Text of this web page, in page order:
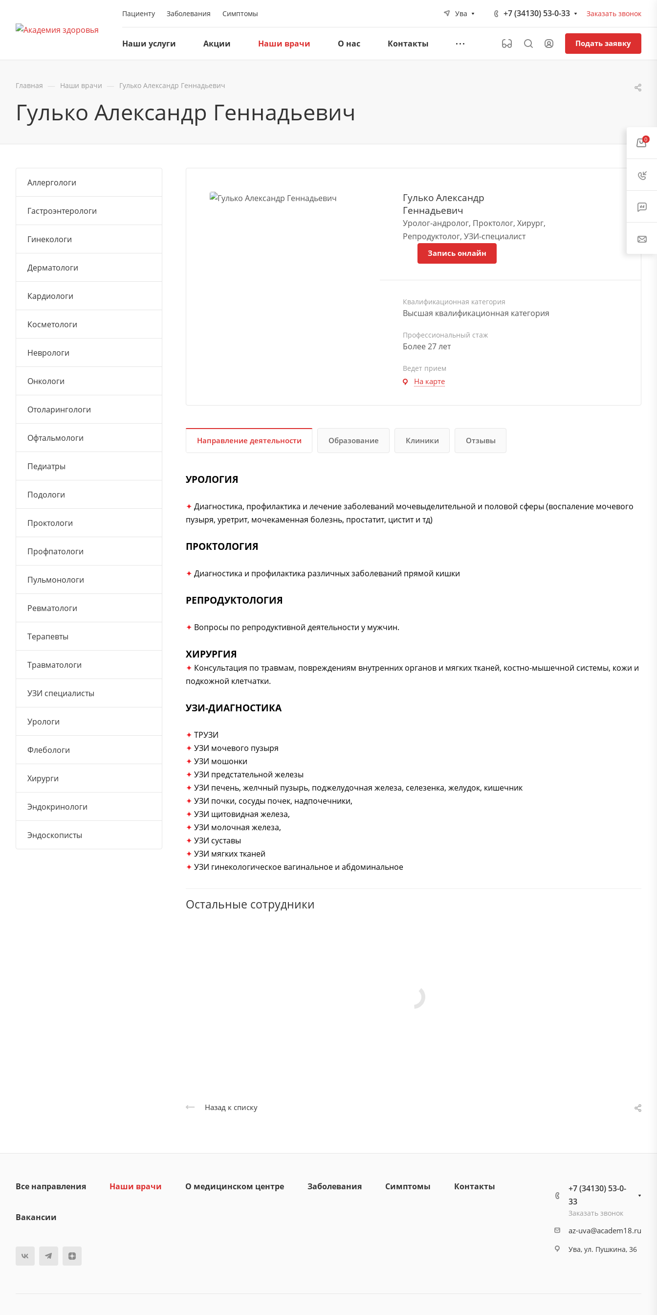
Пациенту Заболевания Симптомы Ува +7 (34130) 53-0-33 Заказать звонок
Наши услуги Акции Наши врачи О нас Контакты Подать заявку
Главная — Наши врачи — Гулько Александр Геннадьевич
Гулько Александр Геннадьевич
Гулько Александр
Геннадьевич
Уролог-андролог, Проктолог, Хирург,
Репродуктолог, УЗИ-специалист
Запись онлайн
Квалификационная категория
Высшая квалификационная категория
Профессиональный стаж
Более 27 лет
Ведет прием
На карте
Направление деятельности Образование Клиники Отзывы
УРОЛОГИЯ
✦ Диагностика, профилактика и лечение заболеваний мочевыделительной и половой сферы (воспаление мочевого
пузыря, уретрит, мочекаменная болезнь, простатит, цистит и тд)
ПРОКТОЛОГИЯ
✦ Диагностика и профилактика различных заболеваний прямой кишки
РЕПРОДУКТОЛОГИЯ
✦ Вопросы по репродуктивной деятельности у мужчин.
ХИРУРГИЯ
✦ Консультация по травмам, повреждениям внутренних органов и мягких тканей, костно-мышечной системы, кожи и
подкожной клетчатки.
УЗИ-ДИАГНОСТИКА
✦ ТРУЗИ
✦ УЗИ мочевого пузыря
✦ УЗИ мошонки
✦ УЗИ предстательной железы
✦ УЗИ печень, желчный пузырь, поджелудочная железа, селезенка, желудок, кишечник
✦ УЗИ почки, сосуды почек, надпочечники,
✦ УЗИ щитовидная железа,
✦ УЗИ молочная железа,
✦ УЗИ суставы
✦ УЗИ мягких тканей
✦ УЗИ гинекологическое вагинальное и абдоминальное
Остальные сотрудники
Назад к списку
Аллергологи
Гастроэнтерологи
Гинекологи
Дерматологи
Кардиологи
Косметологи
Неврологи
Онкологи
Отоларингологи
Офтальмологи
Педиатры
Подологи
Проктологи
Профпатологи
Пульмонологи
Ревматологи
Терапевты
Травматологи
УЗИ специалисты
Урологи
Флебологи
Хирурги
Эндокринологи
Эндоскописты
Все направления Наши врачи О медицинском центре Заболевания Симптомы Контакты
Вакансии
+7 (34130) 53-0-
33
Заказать звонок
az-uva@academ18.ru
Ува, ул. Пушкина, 36
0